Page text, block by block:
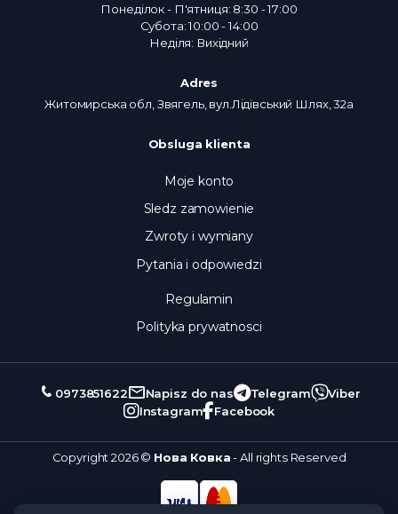
Понеділок - П'ятниця: 8:30 - 17:00
Субота: 10:00 - 14:00
Неділя: Вихідний
Adres
Житомирська обл, Звягель, вул.Лідівський Шлях, 32а
Obsluga klienta
Moje konto
Sledz zamowienie
Zwroty i wymiany
Pytania i odpowiedzi
Regulamin
Polityka prywatnosci
0973851622 Napisz do nas Telegram
Viber
Instagram
Facebook
Copyright 2026 © Нова Ковка- All rights Reserved